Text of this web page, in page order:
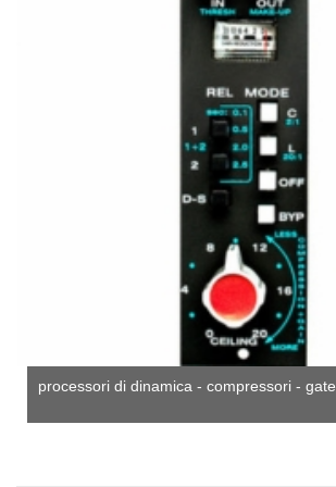
processori di dinamica - compressori - gate